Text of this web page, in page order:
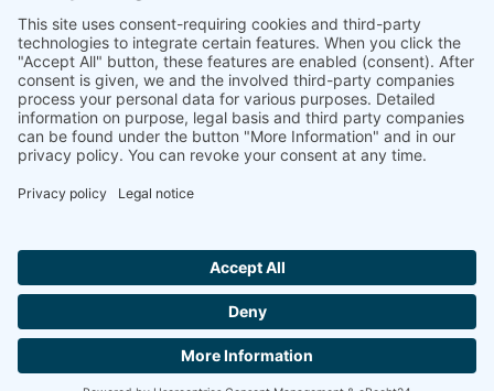
+91-11-42883851
sales@linseis.in
スレタ
ー
IMPRINTプライバシ
ーポリシー
合わせ
Hallo ich bin LINAI! Wie kann ich dir